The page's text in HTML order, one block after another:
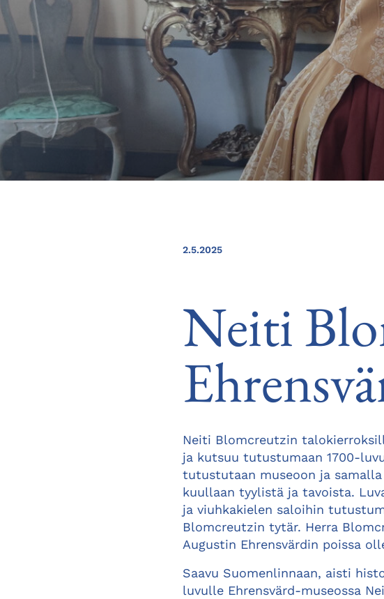
2.5.2025
Neiti
Neiti Blomcreutzin
ja kutsuu tutustumaan 1700-
tutustutaan museoon ja
kuullaan tyylistä ja tavoista.
ja viuhkakielen saloihin
Blomcreutzin tytär. Herra
Augustin Ehrensvärdin poissa
Saavu Suomenlinnaan, aisti
luvulle Ehrensvärd-museossa